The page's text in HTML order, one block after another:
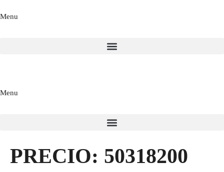
Menu
Menu
PRECIO: 50318200